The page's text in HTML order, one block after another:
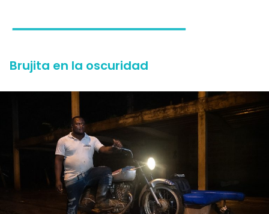
Brujita en la oscuridad